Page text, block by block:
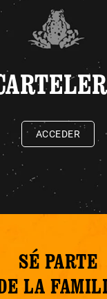
ACCEDER
SÉ PARTE
LA